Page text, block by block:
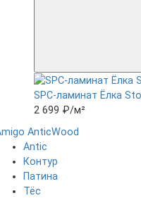
SPC-ламинат Ëлка
2 699 ₽/м²
AnticWood
Antic
Контур
Патина
Тёс